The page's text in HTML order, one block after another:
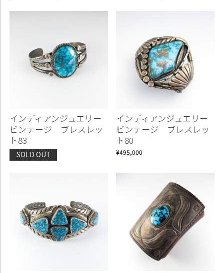
インディアンジュエリー
ビンテージ ブレスレッ
ト83
SOLD OUT
インディアンジュエリー
ビンテージ ブレスレッ
ト80
¥495,000